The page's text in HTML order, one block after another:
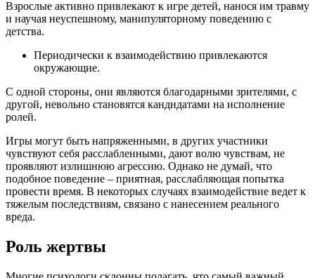
Взрослые активно привлекают к игре детей, нанося им травму
и научая неуспешному, манипуляторному поведению с
детства.
Периодически к взаимодействию привлекаются
окружающие.
С одной стороны, они являются благодарными зрителями, с
другой, невольно становятся кандидатами на исполнение
ролей.
Игры могут быть напряженными, в других участники
чувствуют себя расслабленными, дают волю чувствам, не
проявляют излишнюю агрессию. Однако не думай, что
подобное поведение – приятная, расслабляющая попытка
провести время. В некоторых случаях взаимодействие ведет к
тяжелым последствиям, связано с нанесением реального
вреда.
Роль жертвы